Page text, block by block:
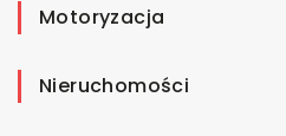
Motoryzacja
Nieruchomości